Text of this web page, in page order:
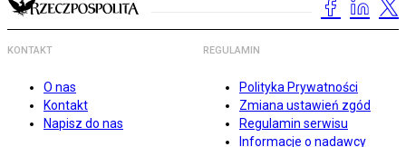
KONTAKT
O nas
Kontakt
Napisz do nas
REGULAMIN
Polityka Prywatności
Zmiana ustawień zgód
Regulamin serwisu
Informacje o nadawcy